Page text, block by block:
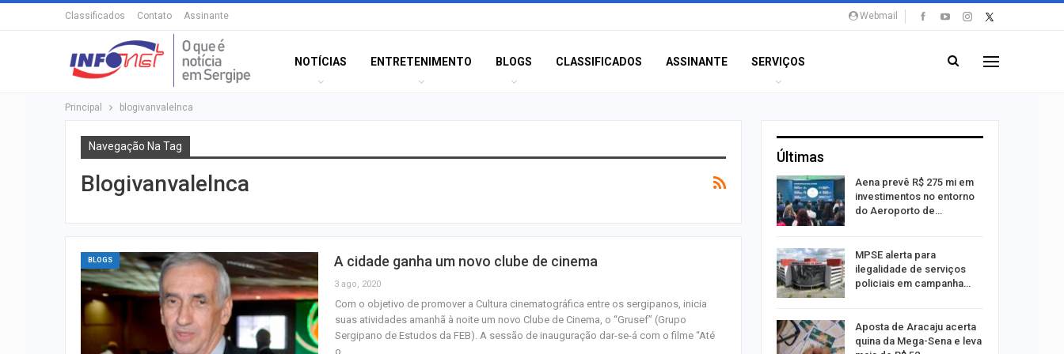
Webmail
Classificados Contato Assinante
NOTÍCIAS ENTRETENIMENTO BLOGS CLASSIFICADOS ASSINANTE SERVIÇOS
Principal blogivanvalelnca
Navegação Na Tag
Blogivanvalelnca
BLOGS A cidade ganha um novo clube de cinema
3 ago, 2020
Com o objetivo de promover a Cultura cinematográfica entre os sergipanos, inicia
suas atividades amanhã à noite um novo Clube de Cinema, o “Grusef” (Grupo
Sergipano de Estudos da FEB). A sessão de inauguração dar-se-á com o filme “Até
o…
Últimas
Champagne: Uma Viagem
Homem Aranha: Um Novo
Dia
Aena prevê R$ 275 mi em
investimentos no entorno
do Aeroporto de…
MPSE alerta para
ilegalidade de serviços
policiais em campanha…
Aposta de Aracaju acerta
quina da Mega-Sena e leva